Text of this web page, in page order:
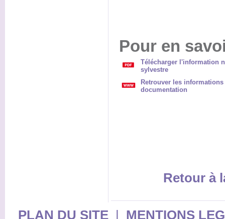
Pour en
Télécharger l'information
sylvestre
Retrouver les
documentation
Retour à
PLAN DU SITE| MENTIONS